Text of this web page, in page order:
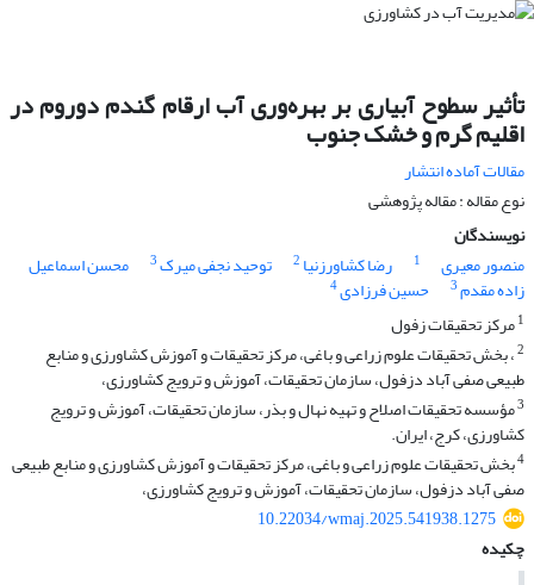
تأثیر سطوح آبیاری بر بهره‌وری آب ارقام گندم دوروم در
اقلیم گرم و خشک جنوب
مقالات آماده انتشار
نوع مقاله : مقاله پژوهشی
نویسندگان
منصور معیری
1 رضا کشاورزنیا 2 توحید نجفی میرک3 محسن اسماعیل
زاده مقدم3 حسین فرزادی4
1مرکز تحقیقات زفول
2، بخش تحقیقات علوم زراعی و باغی، مرکز تحقیقات و آموزش کشاورزی و منابع
طبیعی صفی آباد دزفول، سازمان تحقیقات، آموزش و ترویج کشاورزی،
3مؤسسه تحقیقات اصلاح و تهیه نهال و بذر، سازمان تحقیقات، آموزش و ترویج
کشاورزی، کرج، ایران.
4بخش تحقیقات علوم زراعی و باغی، مرکز تحقیقات و آموزش کشاورزی و منابع طبیعی
صفی آباد دزفول، سازمان تحقیقات، آموزش و ترویج کشاورزی،
10.22034/wmaj.2025.541938.1275
چکیده